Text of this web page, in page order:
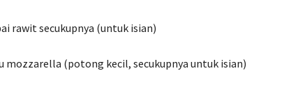
rawit secukupnya (untuk isian)
mozzarella (potong kecil, secukupnya untuk isian)